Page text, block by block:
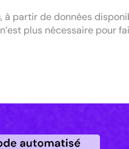
, à partir de données
plus nécessaire pour